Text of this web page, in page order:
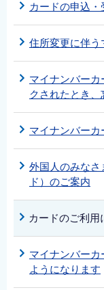
カードの申込
住所変更に伴う
マイナンバー
クされたとき、
マイナンバー
外国人のみなさ
ド）のご案内
カードのご利用
マイナンバー
ようになります
繁體中文
한국어
नेपाली
Filipino